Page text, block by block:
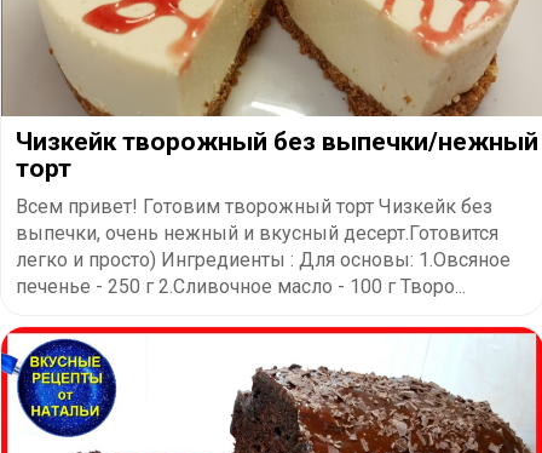
Чизкейк творожный без выпечки/нежный
торт
Всем привет! Готовим творожный торт Чизкейк без
выпечки, очень нежный и вкусный десерт.Готовится
легко и просто) Ингредиенты : Для основы: 1.Овсяное
печенье - 250 г 2.Сливочное масло - 100 г Творо...